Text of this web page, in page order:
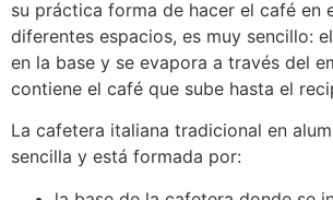
su práctica forma de hacer el café en
diferentes espacios, es muy sencillo:
en la base y se evapora a través del
contiene el café que sube hasta el
La cafetera italiana tradicional en
sencilla y está formada por: